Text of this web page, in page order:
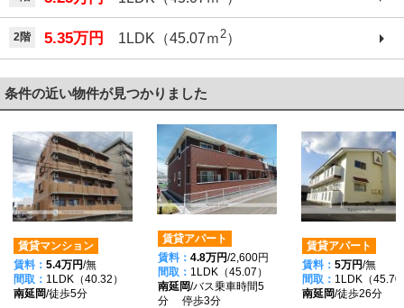
2階 5.35万円 1LDK（45.07ｍ2）
条件の近い物件が見つかりました
賃貸マンション
賃料： 5.4万円/無
間取： 1LDK（40.32）
南延岡/徒歩5分
賃貸アパート
賃料： 4.8万円/2,600円
間取： 1LDK（45.07）
南延岡/バス乗車時間5
分 停歩3分
賃貸アパート
賃料： 5万円/無
間取： 1LDK（45.70
南延岡/徒歩26分